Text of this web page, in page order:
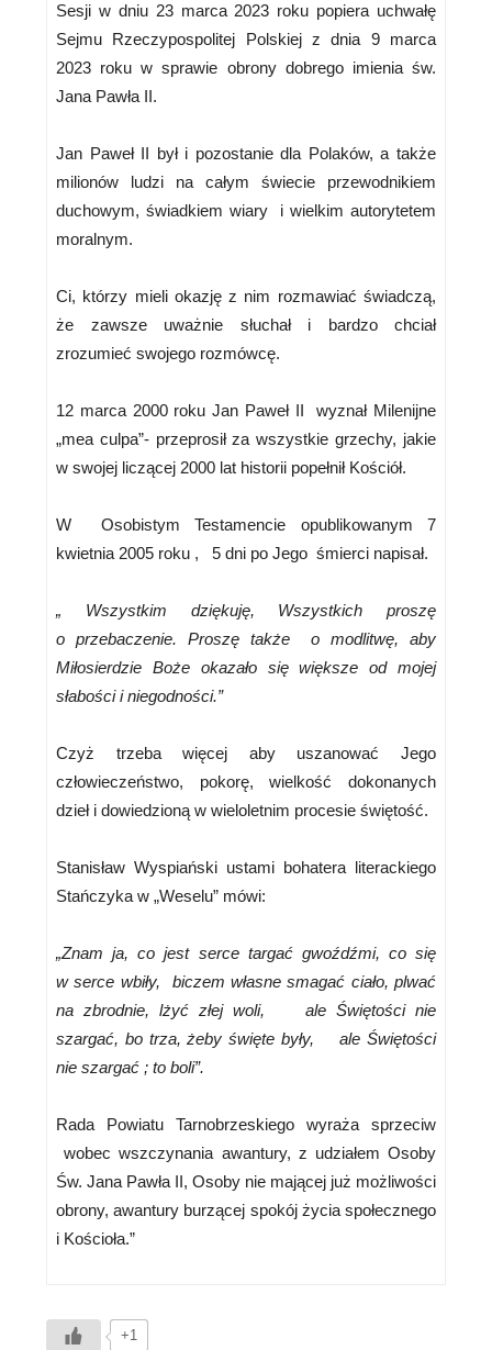
Sesji w dniu 23 marca 2023 roku popiera uchwałę
Sejmu Rzeczypospolitej Polskiej z dnia 9 marca
2023 roku w sprawie obrony dobrego imienia św.
Jana Pawła II.
Jan Paweł II był i pozostanie dla Polaków, a także
milionów ludzi na całym świecie przewodnikiem
duchowym, świadkiem wiary i wielkim autorytetem
moralnym.
Ci, którzy mieli okazję z nim rozmawiać świadczą,
że zawsze uważnie słuchał i bardzo chciał
zrozumieć swojego rozmówcę.
12 marca 2000 roku Jan Paweł II wyznał Milenijne
„mea culpa”- przeprosił za wszystkie grzechy, jakie
w swojej liczącej 2000 lat historii popełnił Kościół.
W Osobistym Testamencie opublikowanym 7
kwietnia 2005 roku , 5 dni po Jego śmierci napisał.
„ Wszystkim dziękuję, Wszystkich proszę
o przebaczenie. Proszę także o modlitwę, aby
Miłosierdzie Boże okazało się większe od mojej
słabości i niegodności.”
Czyż trzeba więcej aby uszanować Jego
człowieczeństwo, pokorę, wielkość dokonanych
dzieł i dowiedzioną w wieloletnim procesie świętość.
Stanisław Wyspiański ustami bohatera literackiego
Stańczyka w „Weselu” mówi:
„Znam ja, co jest serce targać gwoźdźmi, co się
w serce wbiły, biczem własne smagać ciało, plwać
na zbrodnie, lżyć złej woli, ale Świętości nie
szargać, bo trza, żeby święte były, ale Świętości
nie szargać ; to boli”.
Rada Powiatu Tarnobrzeskiego wyraża sprzeciw
wobec wszczynania awantury, z udziałem Osoby
Św. Jana Pawła II, Osoby nie mającej już możliwości
obrony, awantury burzącej spokój życia społecznego
i Kościoła.”
+1